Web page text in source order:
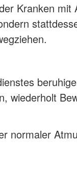
Kranken mit
wiederholt
normaler